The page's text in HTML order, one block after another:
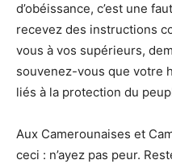
d’obéissance, c’est une
recevez des instructions
vous à vos supérieurs,
souvenez-vous que votre
liés à la protection du
Aux Camerounaises et
ceci : n’ayez pas peur.